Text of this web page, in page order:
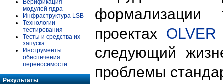
Верификация
модулей ядра
Инфраструктура LSB
Технологии
тестирования
Тесты и средства их
запуска
Инструменты
обеспечения
переносимости
Результаты
формализации
проектах OLVER
следующий
проблемы